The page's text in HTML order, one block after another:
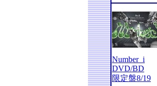
Number_i
DVD/BD
限定盤8/19